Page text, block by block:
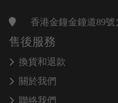
香港金鐘金鐘道89號
售後服務
換貨和退款
關於我們
聯絡我們